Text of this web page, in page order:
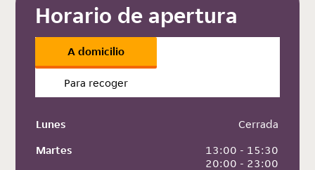
Horario de apertura
A domicilio
Para recoger
Lunes
Cerrada
Martes
13:00 - 15:30
20:00 - 23:00